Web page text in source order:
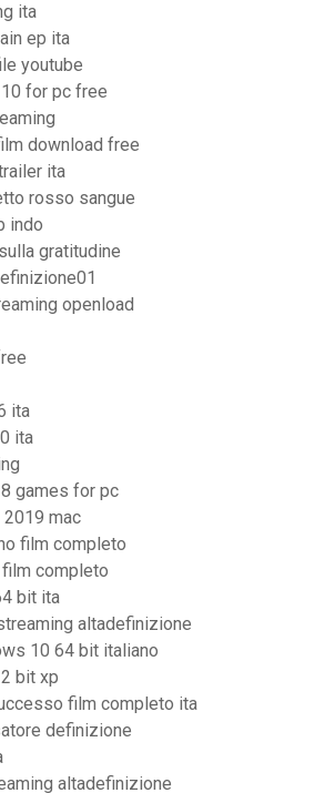
ita
ep ita
youtube
for pc free
download free
ita
rosso sangue
indo
gratitudine
openload
ita
ita
games for pc
mac
film completo
completo
bit ita
altadefinizione
10 64 bit italiano
bit xp
film completo ita
definizione
altadefinizione